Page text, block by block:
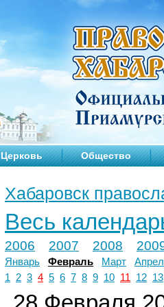
Церковь Общество
Хабаровск
Весь
2006 2007 2008
Январь Февраль Март
1
2 3 4 5 6 7 8 9 10 11 12 13